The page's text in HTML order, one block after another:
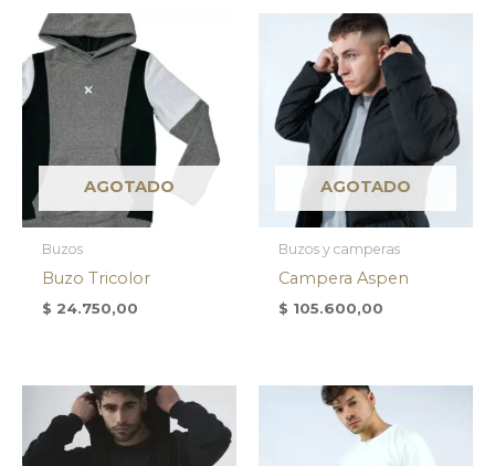
AGOTADO
Buzos
Buzo Tricolor
$ 24.750,00
AGOTADO
Buzos y camperas
Campera Aspen
$ 105.600,00